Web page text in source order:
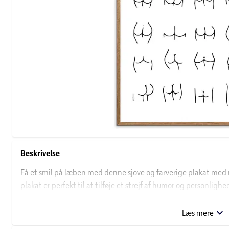
Beskrivelse
Få et smil på læben med denne sjove og farverige plakat
plakat er perfekt til at tilføje et strejf af humor og
Læs mere